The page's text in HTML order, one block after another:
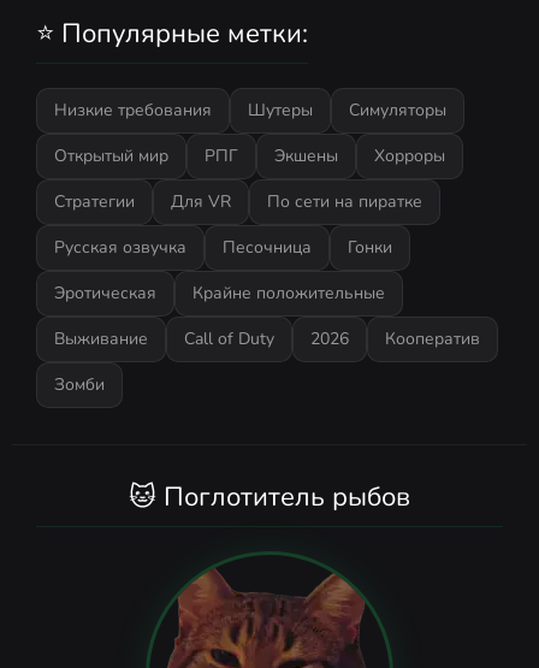
⭐ Популярные метки:
Низкие требования Шутеры
Симуляторы
Открытый мир
РПГ Экшены
Хорроры
Стратегии
Для VR
По сети на пиратке
Русская озвучка
Песочница
Гонки
Эротическая
Крайне положительные
Выживание
Call of Duty 2026
Кооператив
Зомби
🐱 Поглотитель рыбов